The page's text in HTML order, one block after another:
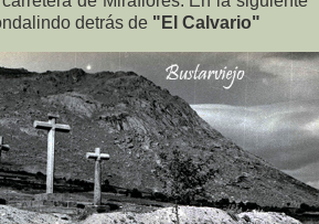
detrás de "El Calvario"